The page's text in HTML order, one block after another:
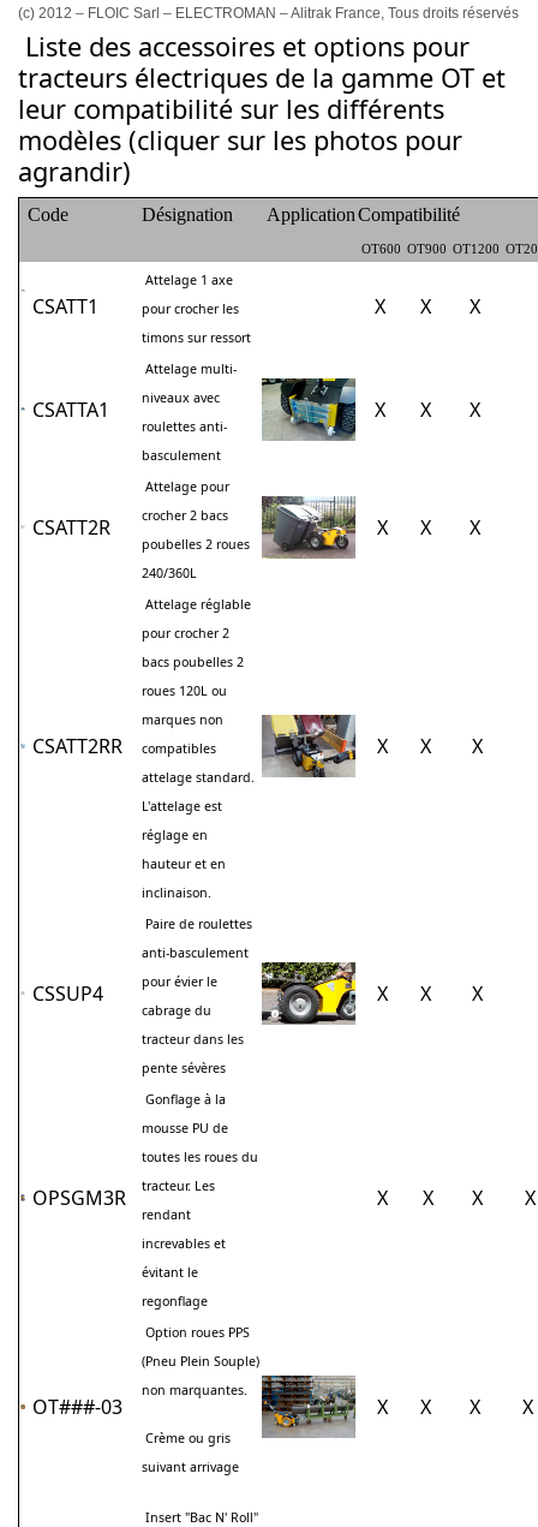
(c) 2012 – FLOIC Sarl – ELECTROMAN – Alitrak France, Tous droits réservés
Liste des accessoires et options pour
tracteurs électriques de la gamme OT et
leur compatibilité sur les différents
modèles (cliquer sur les photos pour
agrandir)
Code Désignation ApplicationCompatibilité
OT600 OT900 OT1200
CSATT1
Attelage 1 axe
pour crocher les
timons sur ressort
X X X
CSATTA1
Attelage multi-
niveaux avec
roulettes anti-
basculement
X X X
CSATT2R
Attelage pour
crocher 2 bacs
poubelles 2 roues
240/360L
X X X
CSATT2RR
Attelage réglable
pour crocher 2
bacs poubelles 2
roues 120L ou
marques non
compatibles
attelage standard.
L'attelage est
réglage en
hauteur et en
inclinaison.
X X X
CSSUP4
Paire de roulettes
anti-basculement
pour évier le
cabrage du
tracteur dans les
pente sévères
X X X
OPSGM3R
Gonflage à la
mousse PU de
toutes les roues du
tracteur. Les
rendant
increvables et
évitant le
regonflage
X X X X
OT###-03
Option roues PPS
(Pneu Plein Souple)
non marquantes.
Crème ou gris
suivant arrivage
X X X X
Insert "Bac N' Roll"